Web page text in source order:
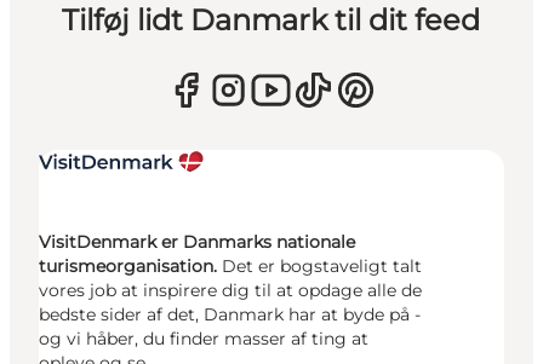
Tilføj lidt Danmark til dit feed
VisitDenmark er Danmarks nationale
turismeorganisation. Det er bogstaveligt talt
vores job at inspirere dig til at opdage alle de
bedste sider af det, Danmark har at byde på -
og vi håber, du finder masser af ting at